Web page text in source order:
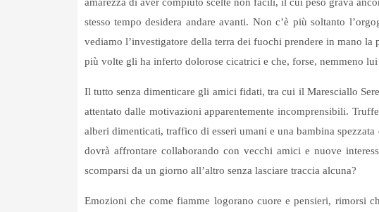
stesso tempo desidera andare avanti. Non c’è più soltanto
vediamo l’investigatore della terra dei fuochi prendere in mano
più volte gli ha inferto dolorose cicatrici e che, forse, nemmeno
Il tutto senza dimenticare gli amici fidati, tra cui il Maresciallo
attentato dalle motivazioni apparentemente incomprensibili.
alberi dimenticati, traffico di esseri umani e una bambina
dovrà affrontare collaborando con vecchi amici e nuove
scomparsi da un giorno all’altro senza lasciare traccia alcuna?
Emozioni che come fiamme logorano cuore e pensieri, rimorsi